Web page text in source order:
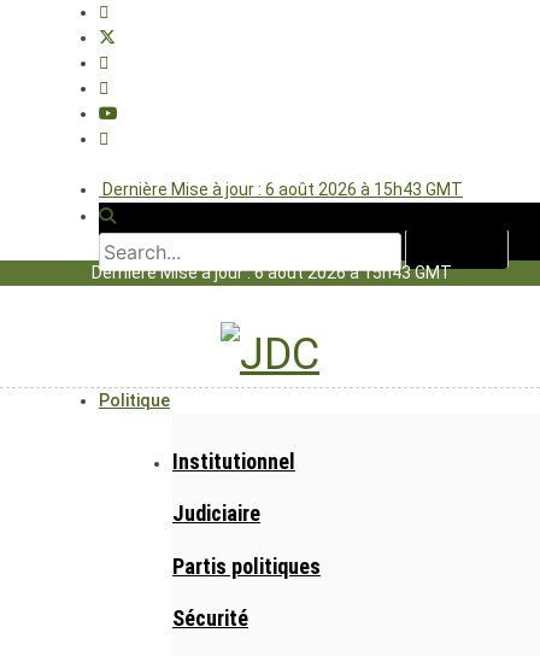
Dernière Mise à jour : 6 août 2026 à 15h43 GMT
Dernière Mise à jour : 6 août 2026 à 15h43 GMT
Politique
Institutionnel
Judiciaire
Partis politiques
Sécurité